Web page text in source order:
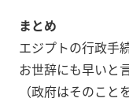
まとめ
エジプトの行政手
お世辞にも早いと
（政府はそのこ